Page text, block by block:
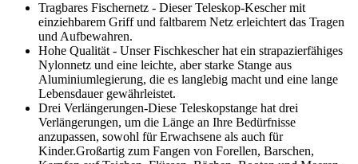
Tragbares Fischernetz - Dieser Teleskop-Kescher mit
einziehbarem Griff und faltbarem Netz erleichtert das Tragen
und Aufbewahren.
Hohe Qualität - Unser Fischkescher hat ein strapazierfähiges
Nylonnetz und eine leichte, aber starke Stange aus
Aluminiumlegierung, die es langlebig macht und eine lange
Lebensdauer gewährleistet.
Drei Verlängerungen-Diese Teleskopstange hat drei
Verlängerungen, um die Länge an Ihre Bedürfnisse
anzupassen, sowohl für Erwachsene als auch für
Kinder.Großartig zum Fangen von Forellen, Barschen,